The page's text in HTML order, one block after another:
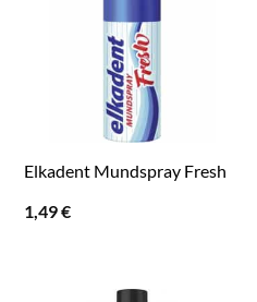
Elkadent Mundspray Fresh
1,49€